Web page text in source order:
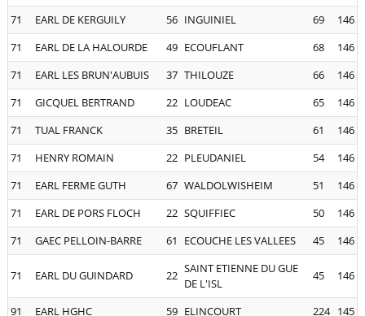
71
EARL DE KERGUILY 56 INGUINIEL 69
146
71
EARL DE LA HALOURDE 49 ECOUFLANT 68
146
71
EARL LES BRUN'AUBUIS 37 THILOUZE 66
146
71
GICQUEL BERTRAND 22 LOUDEAC 65
146
71
TUAL FRANCK 35 BRETEIL 61
146
71
HENRY ROMAIN 22 PLEUDANIEL 54
146
71
EARL FERME GUTH 67 WALDOLWISHEIM 51
146
71
EARL DE PORS FLOCH 22 SQUIFFIEC 50
146
71
GAEC PELLOIN-BARRE 61 ECOUCHE LES VALLEES 45 146
71 EARL DU GUINDARD 22 SAINT ETIENNE DU GUE
DE L'ISL
45 146
91 EARL HGHC 59 ELINCOURT 224 145